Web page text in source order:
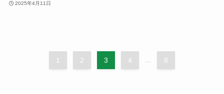
2025年4月11日
1 2 3 4 8